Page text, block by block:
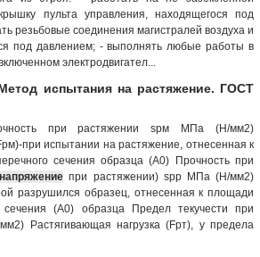
пульта управления, находящегося под
резьбовые соединения магистралей воздуха и
под давлением; - выполнять любые работы в
электродвигател...
испытания на растяжение. ГОСТ
при растяжении sрм МПа (Н/мм2)
при испытании на растяжение, отнесенная к
сечения образца (A0) Прочность при
напряжение при растяжении) sрр МПа (Н/мм2)
разрушился образец, отнесенная к площади
сечения (A0) образца Предел текучести при
Растягивающая нагрузка (Fрт), у предела